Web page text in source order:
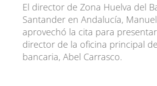
El director de Zona Huelva del
Santander en Andalucía,
aprovechó la cita para
director de la oficina principal
bancaria, Abel Carrasco.